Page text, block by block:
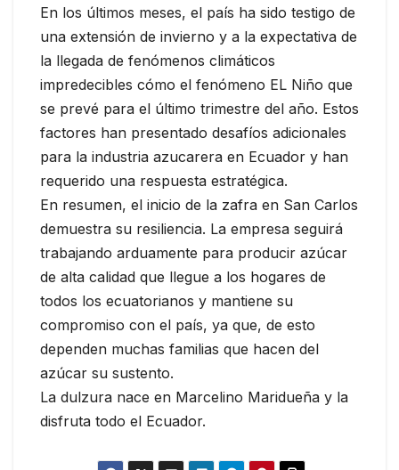
En los últimos meses, el país ha sido testigo de
una extensión de invierno y a la expectativa de
la llegada de fenómenos climáticos
impredecibles cómo el fenómeno EL Niño que
se prevé para el último trimestre del año. Estos
factores han presentado desafíos adicionales
para la industria azucarera en Ecuador y han
requerido una respuesta estratégica.
En resumen, el inicio de la zafra en San Carlos
demuestra su resiliencia. La empresa seguirá
trabajando arduamente para producir azúcar
de alta calidad que llegue a los hogares de
todos los ecuatorianos y mantiene su
compromiso con el país, ya que, de esto
dependen muchas familias que hacen del
azúcar su sustento.
La dulzura nace en Marcelino Maridueña y la
disfruta todo el Ecuador.